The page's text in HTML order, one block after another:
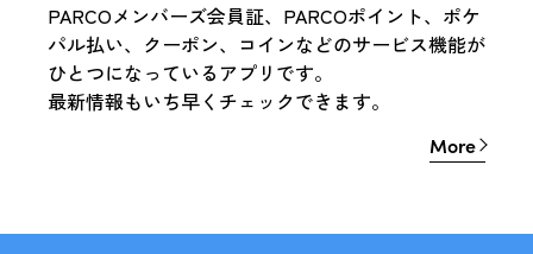
PARCOメンバーズ会員証、PARCOポイント、ポケ
パル払い、クーポン、コインなどのサービス機能が
ひとつになっているアプリです。
最新情報もいち早くチェックできます。
More